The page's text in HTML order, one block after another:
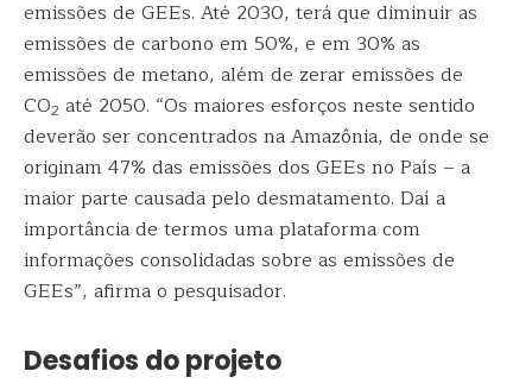
emissões de GEEs. Até 2030, terá que diminuir as
emissões de carbono em 50%, e em 30% as
emissões de metano, além de zerar emissões de
CO2 até 2050. “Os maiores esforços neste sentido
deverão ser concentrados na Amazônia, de onde se
originam 47% das emissões dos GEEs no País – a
maior parte causada pelo desmatamento. Daí a
importância de termos uma plataforma com
informações consolidadas sobre as emissões de
GEEs”, afirma o pesquisador.
Desafios do projeto